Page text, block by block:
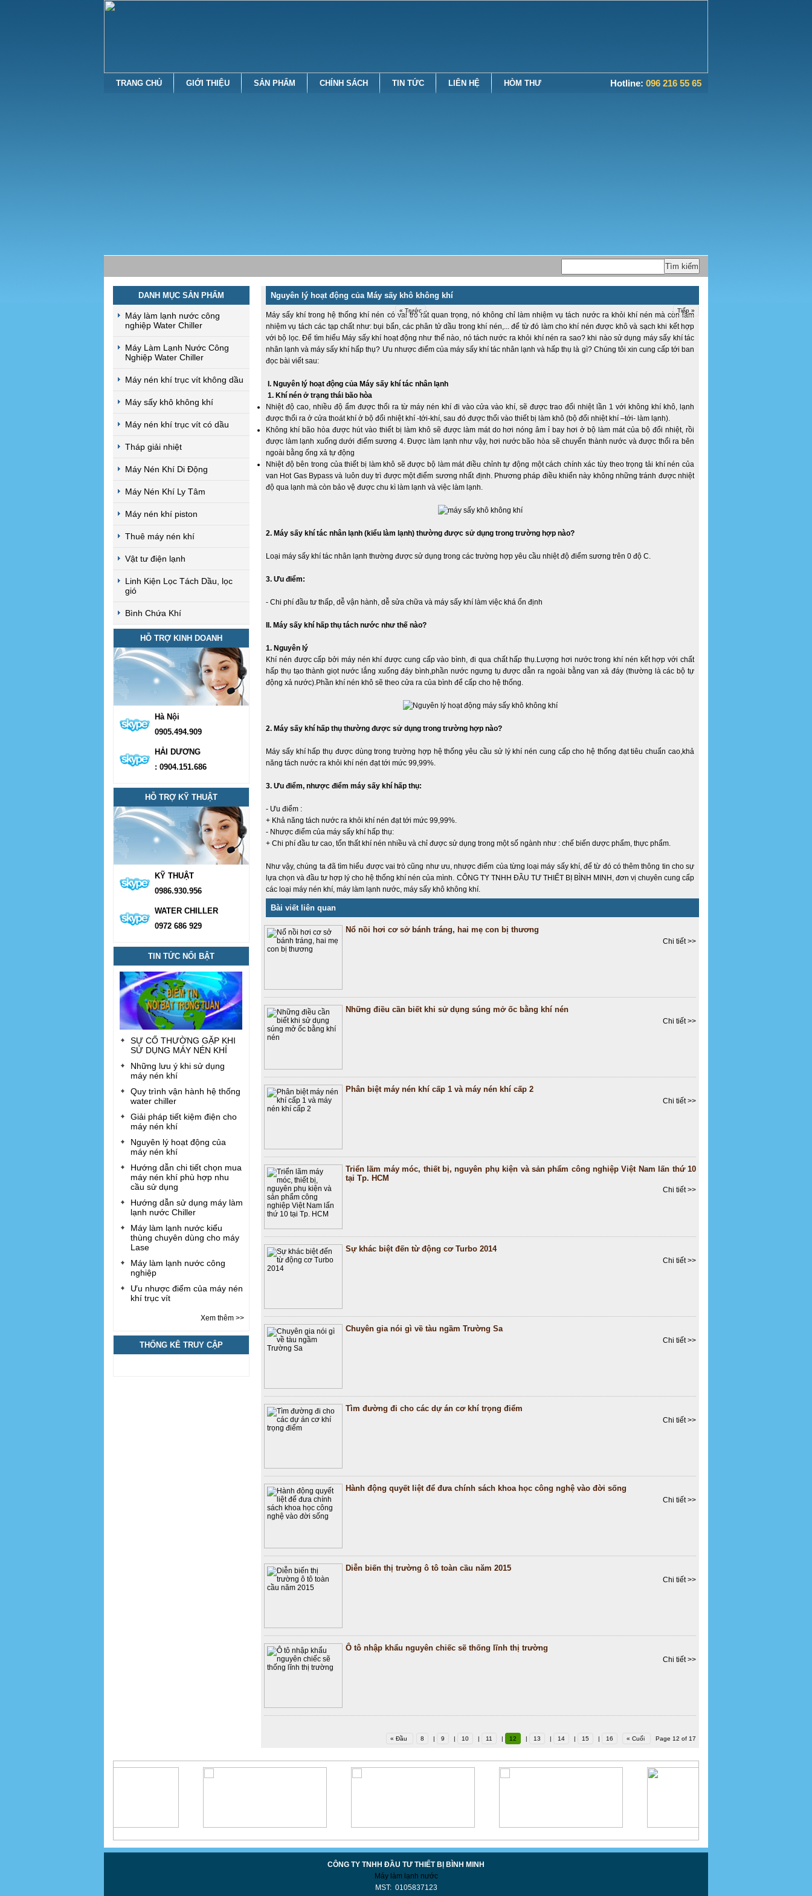
Hotline: 096 216 55 65
TRANG CHỦ GIỚI THIỆU SẢN PHẨM CHÍNH SÁCH TIN TỨC LIÊN HỆ HÒM THƯ
DANH MỤC SẢN PHẨM
Máy làm lạnh nước công
nghiệp Water Chiller
Máy Làm Lạnh Nước Công
Nghiệp Water Chiller
Máy nén khí trục vít không dầu
Máy sấy khô không khí
Máy nén khí trục vít có dầu
Tháp giải nhiệt
Máy Nén Khí Di Động
Máy Nén Khí Ly Tâm
Máy nén khí piston
Thuê máy nén khí
Vật tư điện lạnh
Linh Kiện Lọc Tách Dầu, lọc
gió
Bình Chứa Khí
HỖ TRỢ KINH DOANH
Hà Nội
0905.494.909
HẢI DƯƠNG
: 0904.151.686
HỖ TRỢ KỸ THUẬT
KỸ THUẬT
0986.930.956
WATER CHILLER
0972 686 929
TIN TỨC NỔI BẬT
SỰ CỐ THƯỜNG GẶP KHI
SỬ DỤNG MÁY NÉN KHÍ
Những lưu ý khi sử dụng
máy nén khí
Quy trình vận hành hệ thống
water chiller
Giải pháp tiết kiệm điện cho
máy nén khí
Nguyên lý hoạt động của
máy nén khí
Hướng dẫn chi tiết chọn mua
máy nén khí phù hợp nhu
cầu sử dụng
Hướng dẫn sử dụng máy làm
lạnh nước Chiller
Máy làm lạnh nước kiểu
thùng chuyên dùng cho máy
Lase
Máy làm lạnh nước công
nghiệp
Ưu nhược điểm của máy nén
khí trục vít
Xem thêm >>
THỐNG KÊ TRUY CẬP
Nguyên lý hoạt động của Máy sấy khô không khí
Máy sấy khí trong hệ thống khí nén có vai trò rất quan trọng, nó không chỉ làm nhiệm vụ tách nước ra khỏi khí nén mà còn làm
nhiệm vụ tách các tạp chất như: bụi bẩn, các phân tử dầu trong khí nén,... để từ đó làm cho khí nén được khô và sạch khi kết hợp
với bộ lọc. Để tìm hiểu Máy sấy khí hoạt động như thế nào, nó tách nước ra khỏi khí nén ra sao? khi nào sử dụng máy sấy khí tác
nhân lạnh và máy sấy khí hấp thụ? Ưu nhược điểm của máy sấy khí tác nhân lạnh và hấp thụ là gì? Chúng tôi xin cung cấp tới ban
đọc bài viết sau:
I. Nguyên lý hoạt động của Máy sấy khí tác nhân lạnh
1. Khí nén ở trạng thái bão hòa
Nhiệt độ cao, nhiều độ ẩm được thổi ra từ máy nén khí đi vào cửa vào khí, sẽ được trao đổi nhiệt lần 1 với không khí khô, lạnh
được thổi ra ở cửa thoát khí ở bộ đổi nhiệt khí -tới-khí, sau đó được thổi vào thiết bị làm khô (bộ đổi nhiệt khí –tới- làm lạnh).
Không khí bão hòa được hút vào thiết bị làm khô sẽ được làm mát do hơi nóng âm ỉ bay hơi ở bộ làm mát của bộ đổi nhiệt, rồi
được làm lạnh xuống dưới điểm sương 4. Được làm lạnh như vậy, hơi nước bão hòa sẽ chuyển thành nước và được thổi ra bên
ngoài bằng ống xả tự động
Nhiệt độ bên trong của thiết bị làm khô sẽ được bộ làm mát điều chỉnh tự động một cách chính xác tùy theo trọng tải khí nén của
van Hot Gas Bypass và luôn duy trì được một điểm sương nhất định. Phương pháp điều khiển này không những tránh được nhiệt
độ qua lạnh mà còn bảo vệ được chu kì làm lạnh và việc làm lạnh.
2. Máy sấy khí tác nhân lạnh (kiểu làm lạnh) thường được sử dụng trong trường hợp nào?
Loại máy sấy khí tác nhân lạnh thường được sử dụng trong các trường hợp yêu cầu nhiệt độ điểm sương trên 0 độ C.
3. Ưu điểm:
- Chi phí đầu tư thấp, dễ vận hành, dễ sửa chữa và máy sấy khí làm việc khá ổn định
II. Máy sấy khí hấp thụ tách nước như thế nào?
1. Nguyên lý
Khí nén được cấp bởi máy nén khí được cung cấp vào bình, đi qua chất hấp thụ.Lượng hơi nước trong khí nén kết hợp với chất
hấp thụ tạo thành giọt nước lắng xuống đáy bình,phần nước ngưng tụ được dẫn ra ngoài bằng van xả đáy (thường là các bộ tự
động xả nước).Phần khí nén khô sẽ theo cửa ra của bình để cấp cho hệ thống.
2. Máy sấy khí hấp thụ thường được sử dụng trong trường hợp nào?
Máy sấy khí hấp thụ được dùng trong trường hợp hệ thống yêu cầu sử lý khí nén cung cấp cho hệ thống đạt tiêu chuẩn cao,khả
năng tách nước ra khỏi khí nén đạt tới mức 99,99%.
3. Ưu điểm, nhược điểm máy sấy khí hấp thụ:
- Ưu điểm :
+ Khả năng tách nước ra khỏi khí nén đạt tới mức 99,99%.
- Nhược điểm của máy sấy khí hấp thụ:
+ Chi phí đầu tư cao, tổn thất khí nén nhiều và chỉ được sử dụng trong một số ngành như : chế biến dược phẩm, thực phẩm.
Như vậy, chúng ta đã tìm hiểu được vai trò cũng như ưu, nhược điểm của từng loại máy sấy khí, để từ đó có thêm thông tin cho sự
lựa chọn và đầu tư hợp lý cho hệ thống khí nén của mình. CÔNG TY TNHH ĐẦU TƯ THIẾT BỊ BÌNH MINH, đơn vị chuyên cung cấp
các loại máy nén khí, máy làm lạnh nước, máy sấy khô không khí.
Bài viết liên quan
Nổ nồi hơi cơ sở bánh tráng, hai mẹ con bị thương
Chi tiết >>
Những điều cần biết khi sử dụng súng mở ốc bằng khí nén
Chi tiết >>
Phân biệt máy nén khí cấp 1 và máy nén khí cấp 2
Chi tiết >>
Triển lãm máy móc, thiết bị, nguyên phụ kiện và sản phẩm công nghiệp Việt Nam lấn thứ 10
tại Tp. HCM
Chi tiết >>
Sự khác biệt đến từ động cơ Turbo 2014
Chi tiết >>
Chuyên gia nói gì về tàu ngầm Trường Sa
Chi tiết >>
Tìm đường đi cho các dự án cơ khí trọng điểm
Chi tiết >>
Hành động quyết liệt để đưa chính sách khoa học công nghệ vào đời sống
Chi tiết >>
Diễn biến thị trường ô tô toàn cầu năm 2015
Chi tiết >>
Ô tô nhập khẩu nguyên chiếc sẽ thống lĩnh thị trường
Chi tiết >>
« Đầu
« Trước
8 | 9 | 10 | 11 | 12 | 13 | 14 | 15 | 16
Tiếp »
« Cuối Page 12 of 17
CÔNG TY TNHH ĐẦU TƯ THIẾT BỊ BÌNH MINH
Máy làm lạnh nước
MST: 0105837123